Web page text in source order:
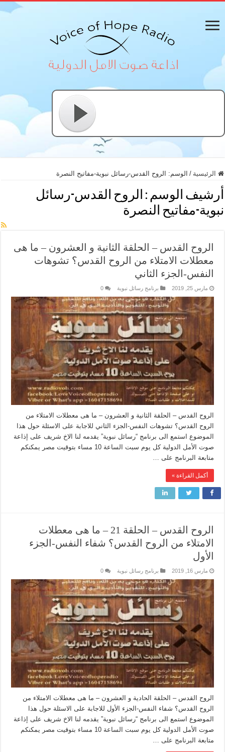
الرئيسية / الوسم: الروح القدس-رسائل نبوية-مفاتيح النصرة
أرشيف الوسم : الروح القدس-رسائل
نبوية-مفاتيح النصرة
الروح القدس – الحلقة الثانية و العشرون – ما هى
معطلات الامتلاء من الروح القدس؟ تشوهات
النفس-الجزء الثاني
مارس 25, 2019 برنامج رسائل نبوية 0
الروح القدس – الحلقة الثانية و العشرون – ما هى معطلات الامتلاء من
الروح القدس؟ تشوهات النفس-الجزء الثاني للاجابة على الاسئلة حول هذا
الموضوع استمع الى برنامج “رسائل نبوية” يقدمه لنا الاخ شريف على إذاعة
صوت الأمل الدولية كل يوم سبت الساعة 10 مساء بتوقيت مصر يمكنكم
متابعة البرنامج على …
أكمل القراءة »
الروح القدس – الحلقة 21 – ما هى معطلات
الامتلاء من الروح القدس؟ شفاء النفس-الجزء
الأول
مارس 16, 2019 برنامج رسائل نبوية 0
الروح القدس – الحلقة الحادية و العشرون – ما هى معطلات الامتلاء من
الروح القدس؟ شفاء النفس-الجزء الأول للاجابة على الاسئلة حول هذا
الموضوع استمع الى برنامج “رسائل نبوية” يقدمه لنا الاخ شريف على إذاعة
صوت الأمل الدولية كل يوم سبت الساعة 10 مساء بتوقيت مصر يمكنكم
متابعة البرنامج على …